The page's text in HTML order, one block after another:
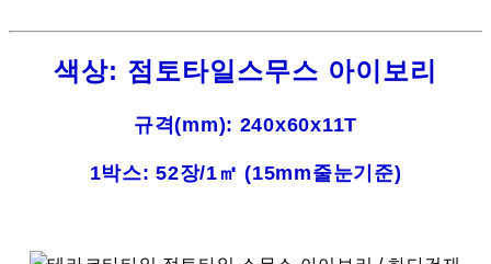
색상: 점토타일스무스 아이보리
규격(mm): 240x60x11T
1박스: 52장/1㎡ (15mm줄눈기준)